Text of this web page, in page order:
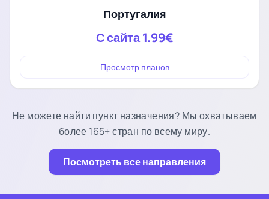
Португалия
С сайта1.99€
Просмотр планов
Не можете найти пункт назначения? Мы охватываем
более 165+ стран по всему миру.
Посмотреть все направления